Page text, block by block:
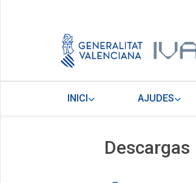
INICI AJUDES
Descargas